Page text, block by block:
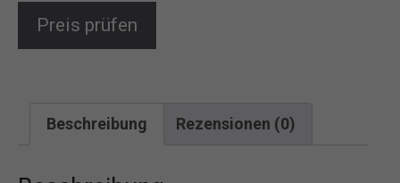
Preis prüfen
Beschreibung Rezensionen (0)